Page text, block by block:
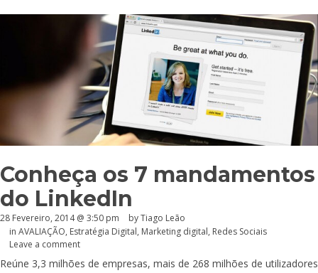
Conheça os 7 mandamentos
do LinkedIn
28 Fevereiro, 2014 @ 3:50 pm
by Tiago Leão
in AVALIAÇÃO, Estratégia Digital, Marketing digital, Redes Sociais
Leave a comment
Reúne 3,3 milhões de empresas, mais de 268 milhões de utilizadores